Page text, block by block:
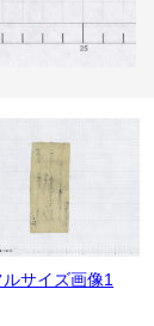
ルサイズ画像1